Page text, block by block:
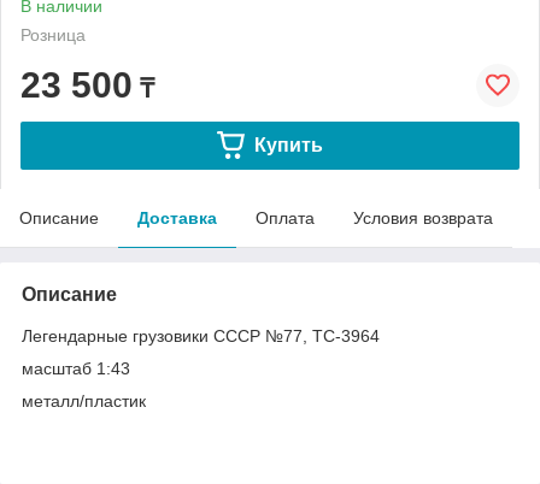
В наличии
Розница
23 500 ₸
Купить
Описание Доставка Оплата Условия возврата
Описание
Легендарные грузовики СССР №77, ТС-3964
масштаб 1:43
металл/пластик